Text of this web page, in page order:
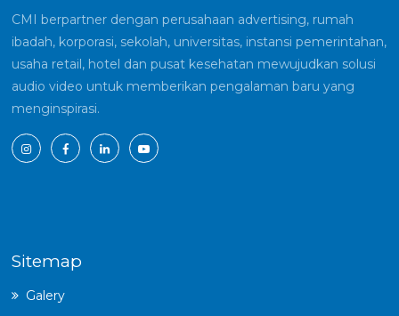
CMI berpartner dengan perusahaan advertising, rumah
ibadah, korporasi, sekolah, universitas, instansi pemerintahan,
usaha retail, hotel dan pusat kesehatan mewujudkan solusi
audio video untuk memberikan pengalaman baru yang
menginspirasi.
Sitemap
Galery